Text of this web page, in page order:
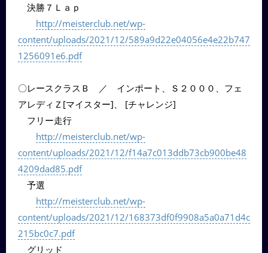
決勝７Ｌａｐ
http://meisterclub.net/wp-
content/uploads/2021/12/589a9d22e04056e4e22b747
1256091e6.pdf
〇レースクラスＢ ／ インポート、Ｓ２０００、フェ
アレディＺ[マイスター]、 [チャレンジ]
フリー走行
http://meisterclub.net/wp-
content/uploads/2021/12/f14a7c013ddb73cb900be48
4209dad85.pdf
予選
http://meisterclub.net/wp-
content/uploads/2021/12/168373df0f9908a5a0a71d4c
215bc0c7.pdf
グリッド